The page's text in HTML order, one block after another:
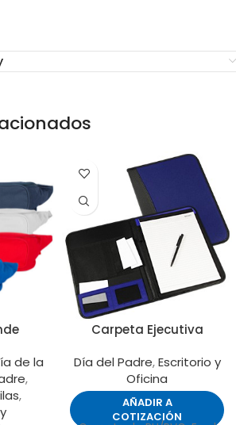
de la
,
,
Carpeta Ejecutiva
Día del Padre,Escritorio y
Oficina
AÑADIR A
COTIZACIÓN